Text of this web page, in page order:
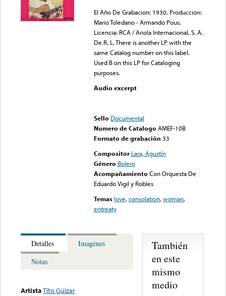
El Año De Grabacion: 1930. Produccion:
Mario Toledano - Armando Pous.
Licencia: RCA / Ariola Internacional, S. A.
De R. L. There is another LP with the
same Catalog number on this label.
Used B on this LP for Cataloging
purposes.
Audio excerpt
Sello Documental
Numero de Catalogo AMEF-10B
Formato de grabación 33
Compositor Lara, Agustín
Género Bolero
Acompañamiento Con Orquesta De
Eduardo Vigil y Robles
Temas love,consolation,woman,
entreaty
Detalles
Imagenes
Notas
ArtistaTito Güizar
También
en este
mismo
medio